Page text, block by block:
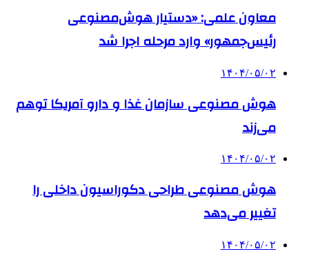
معاون علمی: «دستیار هوش‌مصنوعی
رئیس‌جمهور» وارد مرحله اجرا شد
۱۴۰۴/۰۵/۰۲
هوش مصنوعی سازمان غذا و دارو آمریکا توهم
می‌زند
۱۴۰۴/۰۵/۰۲
هوش مصنوعی طراحی دکوراسیون داخلی را
تغییر می‌دهد
۱۴۰۴/۰۵/۰۲